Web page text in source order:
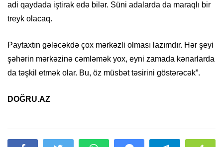
adi qaydada iştirak edə bilər. Süni adalarda da maraqlı bir
treyk olacaq.
Paytaxtın gələcəkdə çox mərkəzli olması lazımdır. Hər şeyi
şəhərin mərkəzinə cəmləmək yox, eyni zamada kənarlarda
da təşkil etmək olar. Bu, öz müsbət təsirini göstərəcək”.
DOĞRU.AZ